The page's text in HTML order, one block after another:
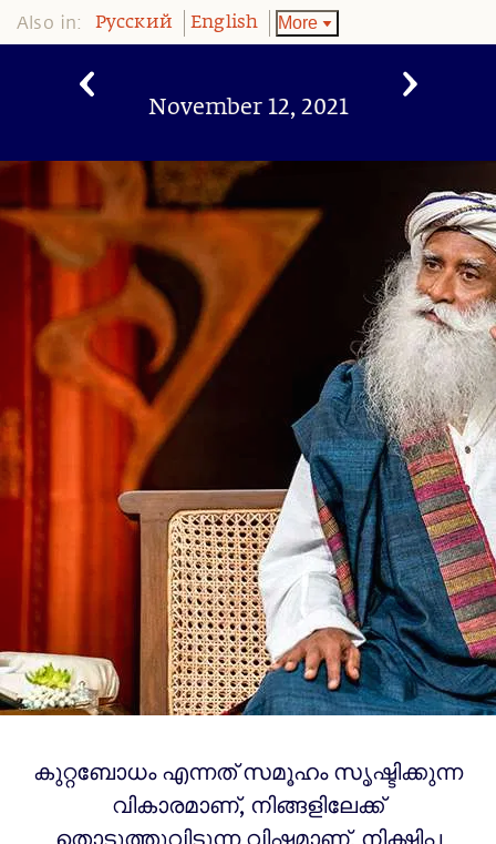
Also in: Pусский English More
November 12, 2021
കുറ്റബോധം എന്നത് സമൂഹം സൃഷ്ടിക്കുന്ന
വികാരമാണ്, നിങ്ങളിലേക്ക്